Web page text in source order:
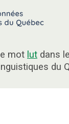
mot lut dans
du